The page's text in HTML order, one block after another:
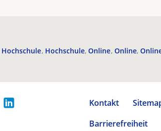
Hochschule Hochschule Online Online
Kontakt
Barrierefreiheit